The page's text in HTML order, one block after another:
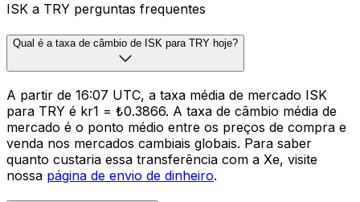
ISK a TRY perguntas frequentes
Qual é a taxa de câmbio de ISK para TRY hoje?
A partir de 16:07 UTC, a taxa média de mercado ISK
para TRY é kr1 = ₺0.3866. A taxa de câmbio média de
mercado é o ponto médio entre os preços de compra e
venda nos mercados cambiais globais. Para saber
quanto custaria essa transferência com a Xe, visite
nossa página de envio de dinheiro.